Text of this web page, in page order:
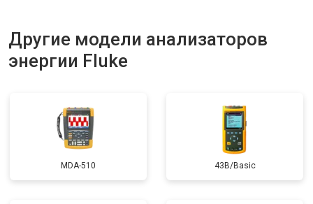
Другие модели анализаторов
энергии Fluke
MDA-510 43B/Basic